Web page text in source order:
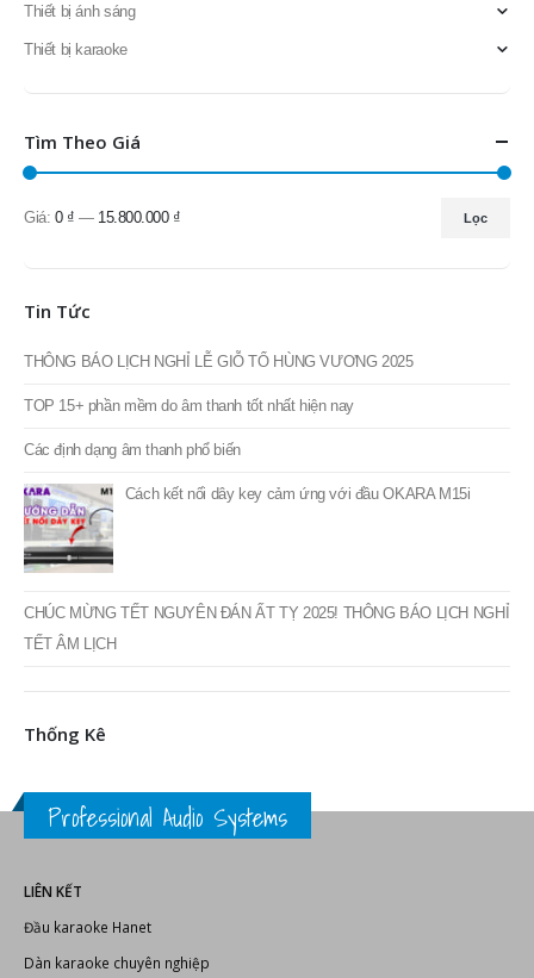
Thiết bị ánh sáng
Thiết bị karaoke
Tìm Theo Giá
Lọc
Giá: 0 ₫ — 15.800.000 ₫
Tin Tức
THÔNG BÁO LỊCH NGHỈ LỄ GIỖ TỔ HÙNG VƯƠNG 2025
TOP 15+ phần mềm do âm thanh tốt nhất hiện nay
Các định dạng âm thanh phổ biến
Cách kết nối dây key cảm ứng với đầu OKARA M15i
CHÚC MỪNG TẾT NGUYÊN ĐÁN ẤT TỴ 2025! THÔNG BÁO LỊCH NGHỈ
TẾT ÂM LỊCH
Thống Kê
Professional Audio Systems
LIÊN KẾT
Đầu karaoke Hanet
Dàn karaoke chuyên nghiệp